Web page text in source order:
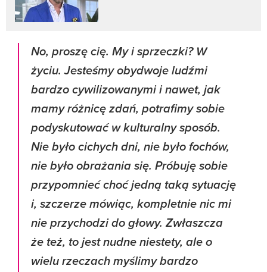
No, proszę cię. My i sprzeczki? W
życiu. Jesteśmy obydwoje ludźmi
bardzo cywilizowanymi i nawet, jak
mamy różnicę zdań, potrafimy sobie
podyskutować w kulturalny sposób.
Nie było cichych dni, nie było fochów,
nie było obrażania się. Próbuję sobie
przypomnieć choć jedną taką sytuację
i, szczerze mówiąc, kompletnie nic mi
nie przychodzi do głowy. Zwłaszcza
że też, to jest nudne niestety, ale o
wielu rzeczach myślimy bardzo